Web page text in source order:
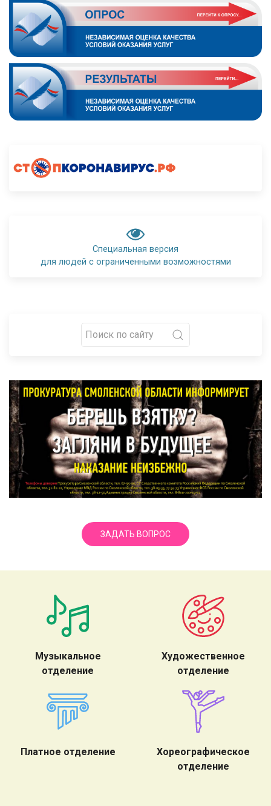
Специальная версия
для людей с ограниченными возможностями
ЗАДАТЬ ВОПРОС
Музыкальное
отделение
Художественное
отделение
Платное отделение
Хореографическое
отделение